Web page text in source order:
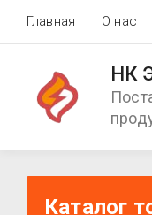
Главная О нас
НК
Каталог